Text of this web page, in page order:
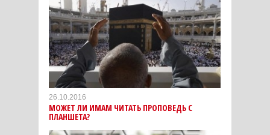
26.10.2016
МОЖЕТ ЛИ ИМАМ ЧИТАТЬ ПРОПОВЕДЬ С
ПЛАНШЕТА?